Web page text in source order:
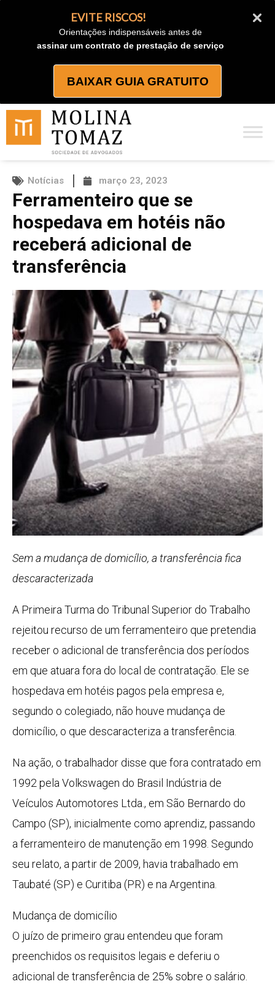
EVITE RISCOS!
Orientações indispensáveis antes de
assinar um contrato de prestação de serviço
BAIXAR GUIA GRATUITO
Notícias março 23, 2023
Ferramenteiro que se
hospedava em hotéis não
receberá adicional de
transferência
Sem a mudança de domicílio, a transferência fica
descaracterizada
A Primeira Turma do Tribunal Superior do Trabalho
rejeitou recurso de um ferramenteiro que pretendia
receber o adicional de transferência dos períodos
em que atuara fora do local de contratação. Ele se
hospedava em hotéis pagos pela empresa e,
segundo o colegiado, não houve mudança de
domicílio, o que descaracteriza a transferência.
Na ação, o trabalhador disse que fora contratado em
1992 pela Volkswagen do Brasil Indústria de
Veículos Automotores Ltda., em São Bernardo do
Campo (SP), inicialmente como aprendiz, passando
a ferramenteiro de manutenção em 1998. Segundo
seu relato, a partir de 2009, havia trabalhado em
Taubaté (SP) e Curitiba (PR) e na Argentina.
Mudança de domicílio
O juízo de primeiro grau entendeu que foram
preenchidos os requisitos legais e deferiu o
adicional de transferência de 25% sobre o salário.